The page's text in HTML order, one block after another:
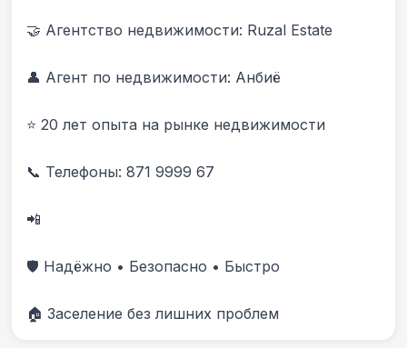
🤝 Агентство недвижимости: Ruzal Estate
👤 Агент по недвижимости: Анбиë
⭐ 20 лет опыта на рынке недвижимости
📞 Телефоны: 871 9999 67
📲
🛡️ Надёжно • Безопасно • Быстро
🏠 Заселение без лишних проблем